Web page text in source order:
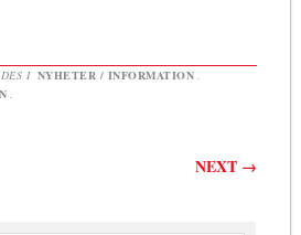
I NYHETER / INFORMATION
NEXT →